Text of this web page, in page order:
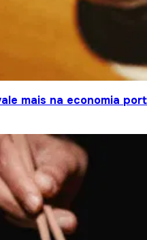
mais na economia